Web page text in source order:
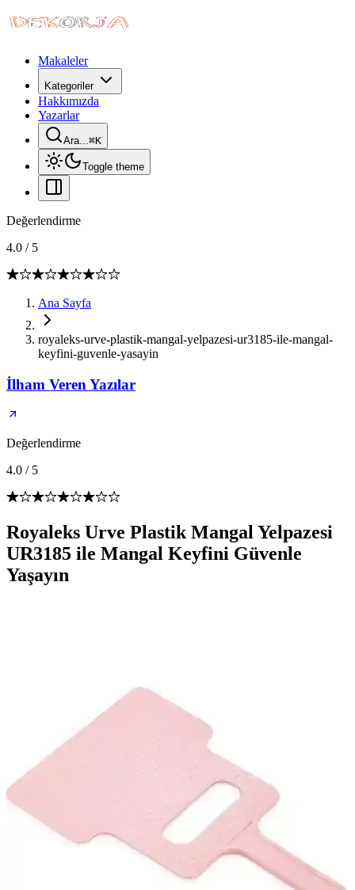
Makaleler
Kategoriler
Hakkımızda
Yazarlar
Ara...⌘K
Toggle theme
Değerlendirme
4.0 / 5
Ana Sayfa
royaleks-urve-plastik-mangal-yelpazesi-ur3185-ile-mangal-
keyfini-guvenle-yasayin
İlham Veren Yazılar
Değerlendirme
4.0 / 5
Royaleks Urve Plastik Mangal Yelpazesi
UR3185 ile Mangal Keyfini Güvenle
Yaşayın